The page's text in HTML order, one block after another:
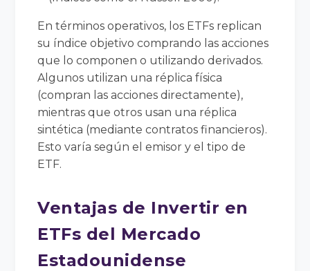
En términos operativos, los ETFs replican
su índice objetivo comprando las acciones
que lo componen o utilizando derivados.
Algunos utilizan una réplica física
(compran las acciones directamente),
mientras que otros usan una réplica
sintética (mediante contratos financieros).
Esto varía según el emisor y el tipo de
ETF.
Ventajas de Invertir en
ETFs del Mercado
Estadounidense